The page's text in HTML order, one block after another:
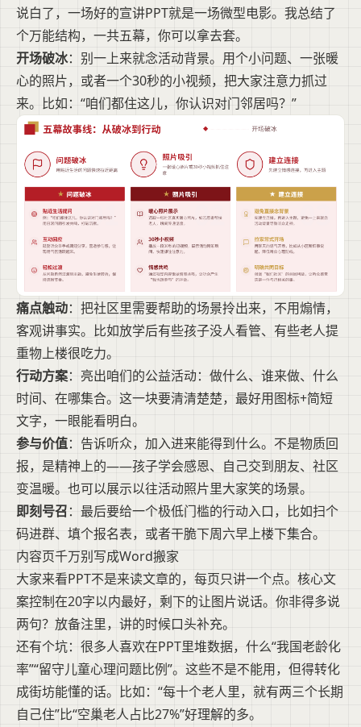
说白了，一场好的宣讲PPT就是一场微型电影。我总结了
个万能结构，一共五幕，你可以拿去套。
开场破冰：别一上来就念活动背景。用个小问题、一张暖
心的照片，或者一个30秒的小视频，把大家注意力抓过
来。比如：“咱们都住这儿，你认识对门邻居吗？”
痛点触动：把社区里需要帮助的场景拎出来，不用煽情，
客观讲事实。比如放学后有些孩子没人看管、有些老人提
重物上楼很吃力。
行动方案：亮出咱们的公益活动：做什么、谁来做、什么
时间、在哪集合。这一块要清清楚楚，最好用图标+简短
文字，一眼能看明白。
参与价值：告诉听众，加入进来能得到什么。不是物质回
报，是精神上的——孩子学会感恩、自己交到朋友、社区
变温暖。也可以展示以往活动照片里大家笑的场景。
即刻号召：最后要给一个极低门槛的行动入口，比如扫个
码进群、填个报名表，或者干脆下周六早上楼下集合。
内容页千万别写成Word搬家
大家来看PPT不是来读文章的，每页只讲一个点。核心文
案控制在20字以内最好，剩下的让图片说话。你非得多说
两句？放备注里，讲的时候口头补充。
还有个坑：很多人喜欢在PPT里堆数据，什么“我国老龄化
率”“留守儿童心理问题比例”。这些不是不能用，但得转化
成街坊能懂的话。比如：“每十个老人里，就有两三个长期
自己住”比“空巢老人占比27%”好理解的多。